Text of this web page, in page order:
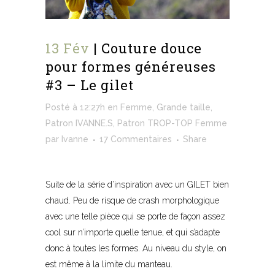
13 Fév | Couture douce
pour formes généreuses
#3 – Le gilet
Posté à 12:27h en Femme, Grande taille,
Patron IVANNE.S, Patron TROP-TOP Femme
par Ivanne 17 Commentaires Share
Suite de la série d’inspiration avec un GILET bien
chaud. Peu de risque de crash morphologique
avec une telle pièce qui se porte de façon assez
cool sur n’importe quelle tenue, et qui s’adapte
donc à toutes les formes. Au niveau du style, on
est même à la limite du manteau.